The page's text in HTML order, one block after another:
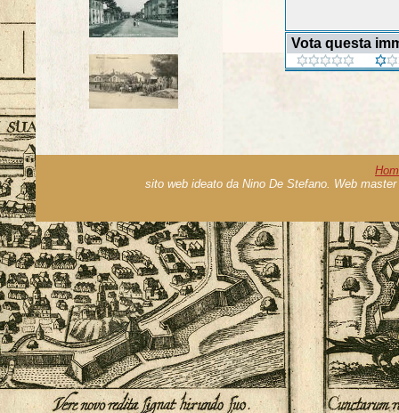
Vota questa
sito web ideato da Nino De Stefano. Web